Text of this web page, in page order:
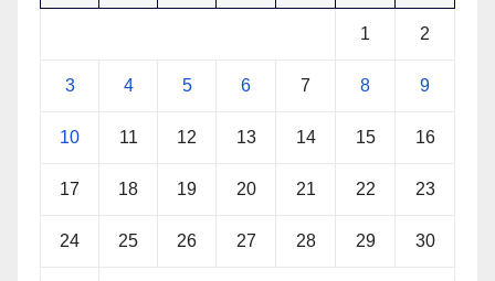
1 2
3 4 5 6 7 8 9
10 11 12 13 14 15 16
17 18 19 20 21 22 23
24 25 26 27 28 29 30